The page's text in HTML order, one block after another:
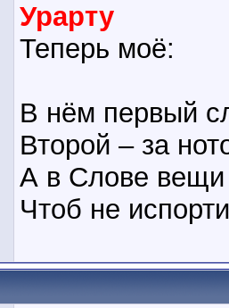
Урарту
Теперь моё:
В нём первый
Второй – за
А в Слове вещи
Чтоб не